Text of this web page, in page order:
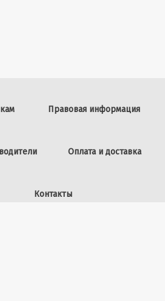
Правовая информация
Оплата и доставка
Контакты